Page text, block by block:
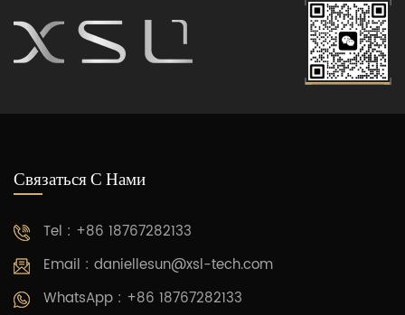
Связаться С Нами
Tel : +86 18767282133
Email : daniellesun@xsl-tech.com
WhatsApp : +86 18767282133